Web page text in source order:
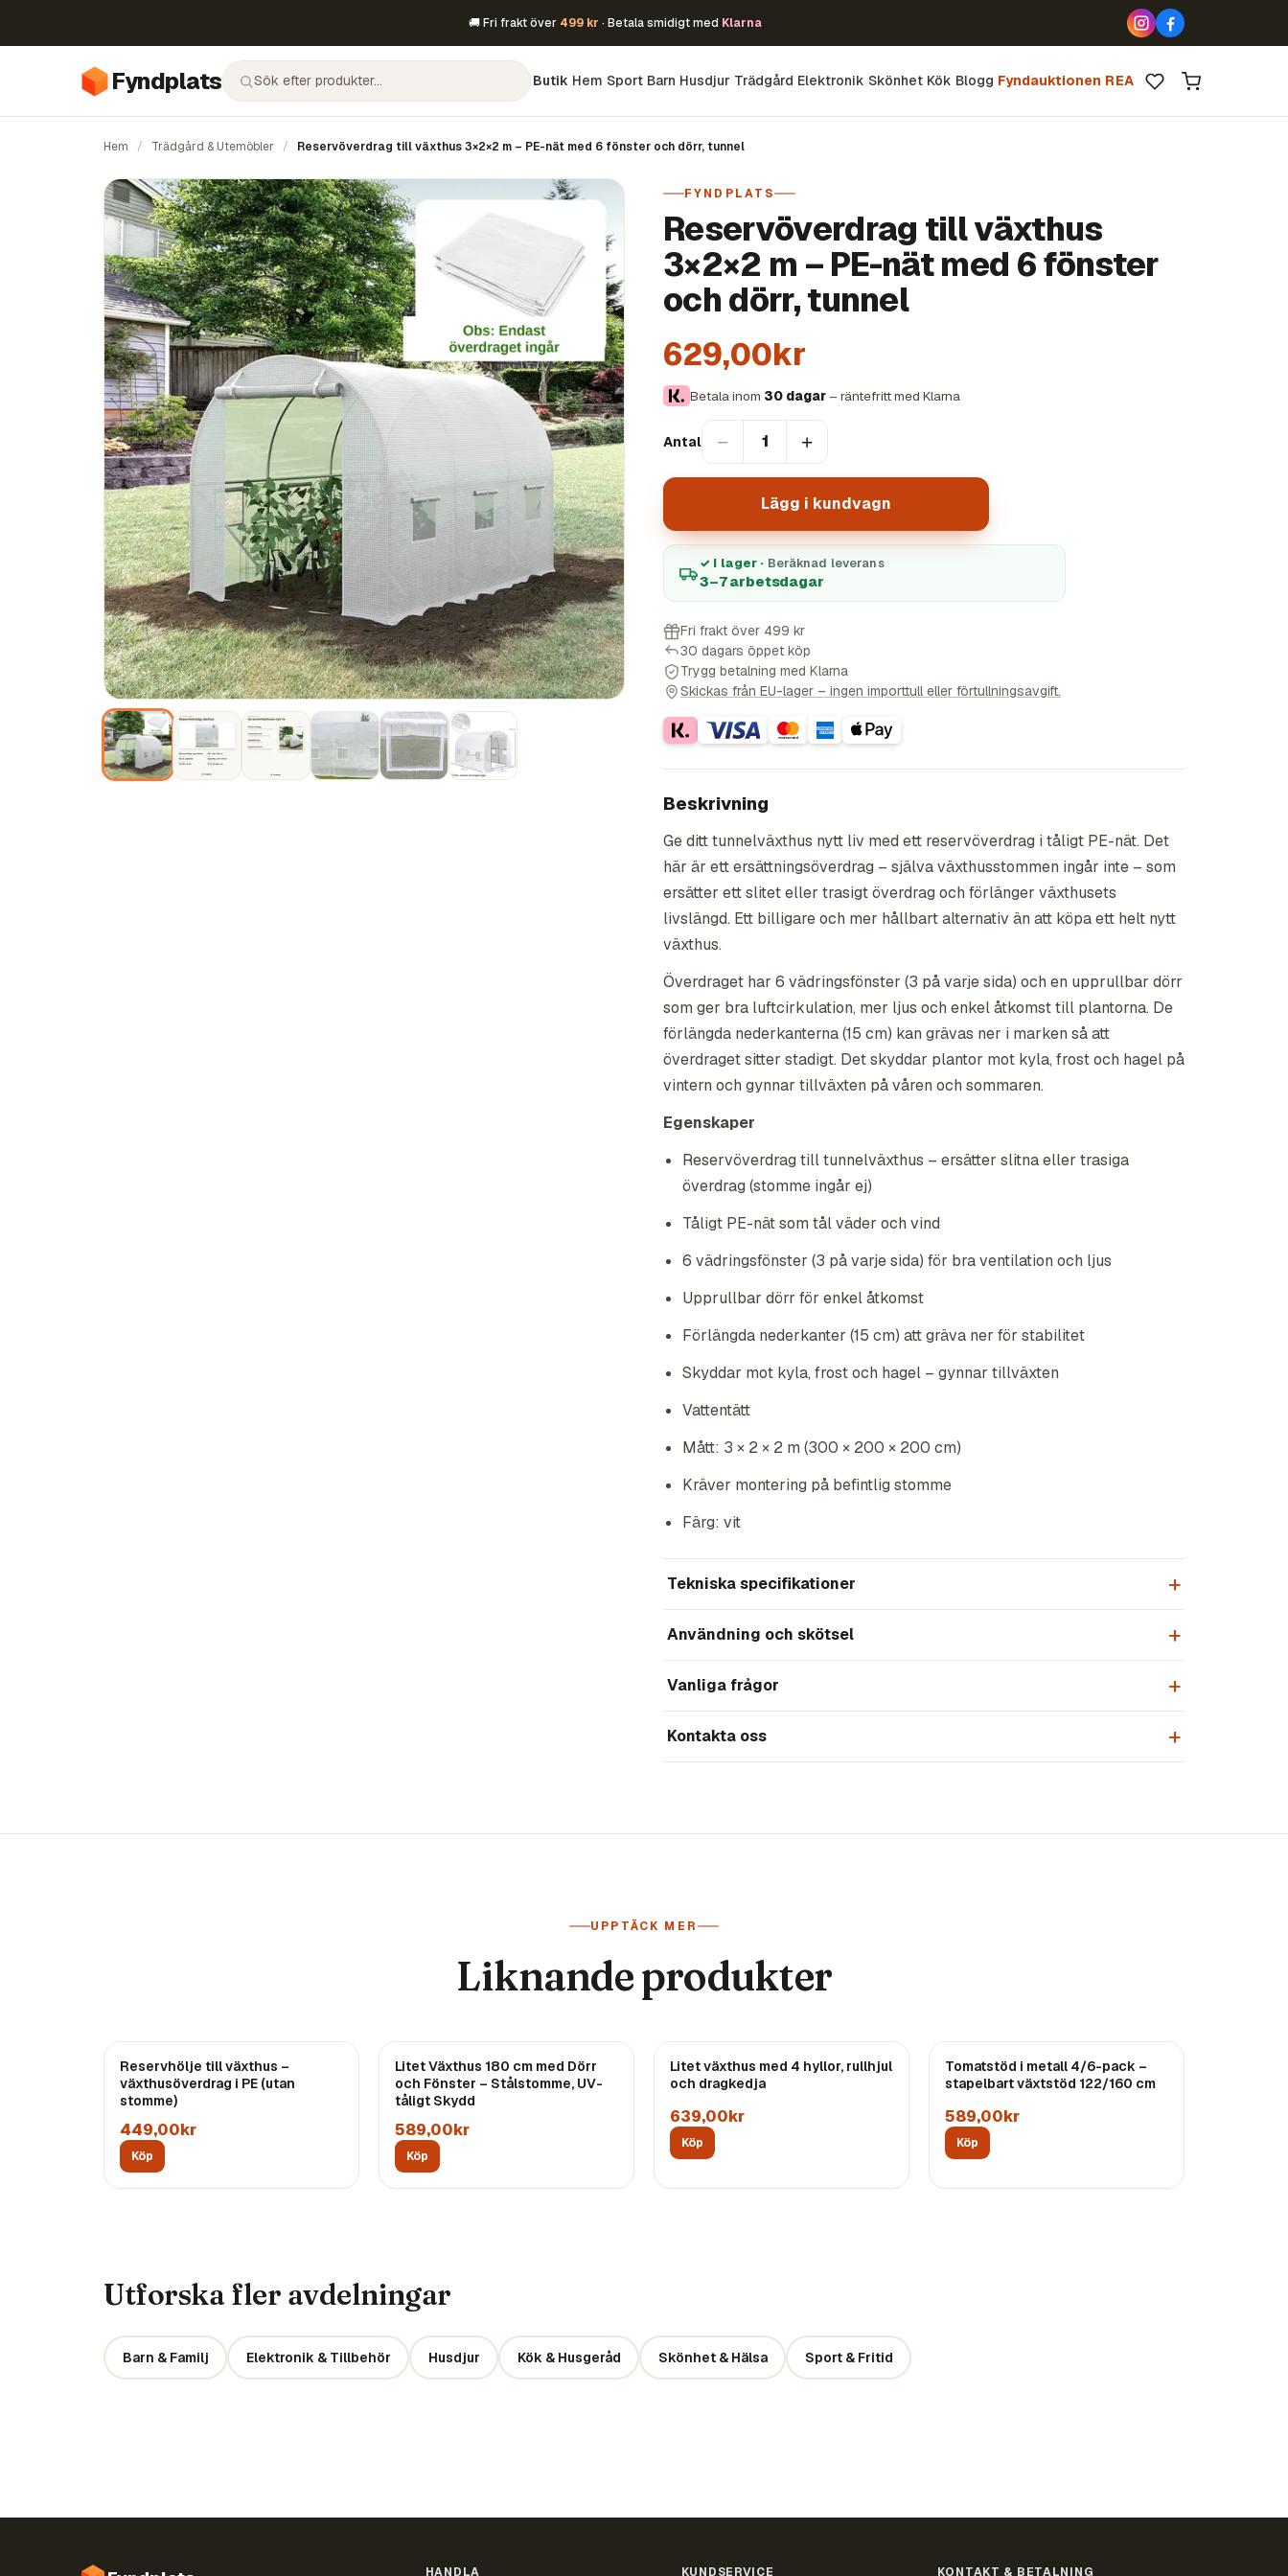
🚚 Fri frakt över 499 kr · Betala smidigt med Klarna
Fyndplats Butik Hem Sport Barn Husdjur Trädgård Elektronik Skönhet Kök Blogg Fyndauktionen REA
Hem / Trädgård & Utemöbler / Reservöverdrag till växthus 3×2×2 m – PE-nät med 6 fönster och dörr, tunnel
FYNDPLATS
Reservöverdrag till växthus
3×2×2 m – PE-nät med 6 fönster
och dörr, tunnel
629,00kr
Betala inom 30 dagar – räntefritt med Klarna
Antal − 1 +
Lägg i kundvagn
✓ I lager · Beräknad leverans
3–7 arbetsdagar
Fri frakt över 499 kr
30 dagars öppet köp
Trygg betalning med Klarna
Skickas från EU-lager – ingen importtull eller förtullningsavgift.
Beskrivning
Ge ditt tunnelväxthus nytt liv med ett reservöverdrag i tåligt PE-nät. Det
här är ett ersättningsöverdrag – själva växthusstommen ingår inte – som
ersätter ett slitet eller trasigt överdrag och förlänger växthusets
livslängd. Ett billigare och mer hållbart alternativ än att köpa ett helt nytt
växthus.
Överdraget har 6 vädringsfönster (3 på varje sida) och en upprullbar dörr
som ger bra luftcirkulation, mer ljus och enkel åtkomst till plantorna. De
förlängda nederkanterna (15 cm) kan grävas ner i marken så att
överdraget sitter stadigt. Det skyddar plantor mot kyla, frost och hagel på
vintern och gynnar tillväxten på våren och sommaren.
Egenskaper
Reservöverdrag till tunnelväxthus – ersätter slitna eller trasiga
överdrag (stomme ingår ej)
Tåligt PE-nät som tål väder och vind
6 vädringsfönster (3 på varje sida) för bra ventilation och ljus
Upprullbar dörr för enkel åtkomst
Förlängda nederkanter (15 cm) att gräva ner för stabilitet
Skyddar mot kyla, frost och hagel – gynnar tillväxten
Vattentätt
Mått: 3 × 2 × 2 m (300 × 200 × 200 cm)
Kräver montering på befintlig stomme
Färg: vit
Tekniska specifikationer
Användning och skötsel
Vanliga frågor
Kontakta oss
UPPTÄCK MER
Liknande produkter
Reservhölje till växthus –
växthusöverdrag i PE (utan
stomme)
449,00kr
Köp
Litet Växthus 180 cm med Dörr
och Fönster – Stålstomme, UV-
tåligt Skydd
589,00kr
Köp
Litet växthus med 4 hyllor, rullhjul
och dragkedja
639,00kr
Köp
Tomatstöd i metall 4/6-pack –
stapelbart växtstöd 122/160 cm
589,00kr
Köp
Utforska fler avdelningar
Barn & Familj Elektronik & Tillbehör Husdjur Kök & Husgeråd Skönhet & Hälsa Sport & Fritid
HANDLA KUNDSERVICE KONTAKT & BETALNING